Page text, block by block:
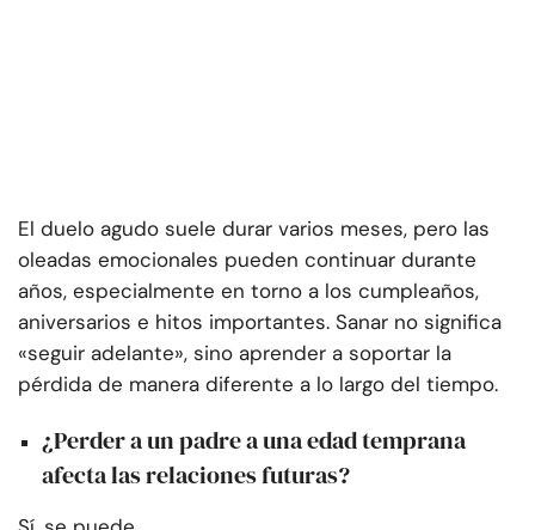
El duelo agudo suele durar varios meses, pero las
oleadas emocionales pueden continuar durante
años, especialmente en torno a los cumpleaños,
aniversarios e hitos importantes. Sanar no significa
«seguir adelante», sino aprender a soportar la
pérdida de manera diferente a lo largo del tiempo.
¿Perder a un padre a una edad temprana
afecta las relaciones futuras?